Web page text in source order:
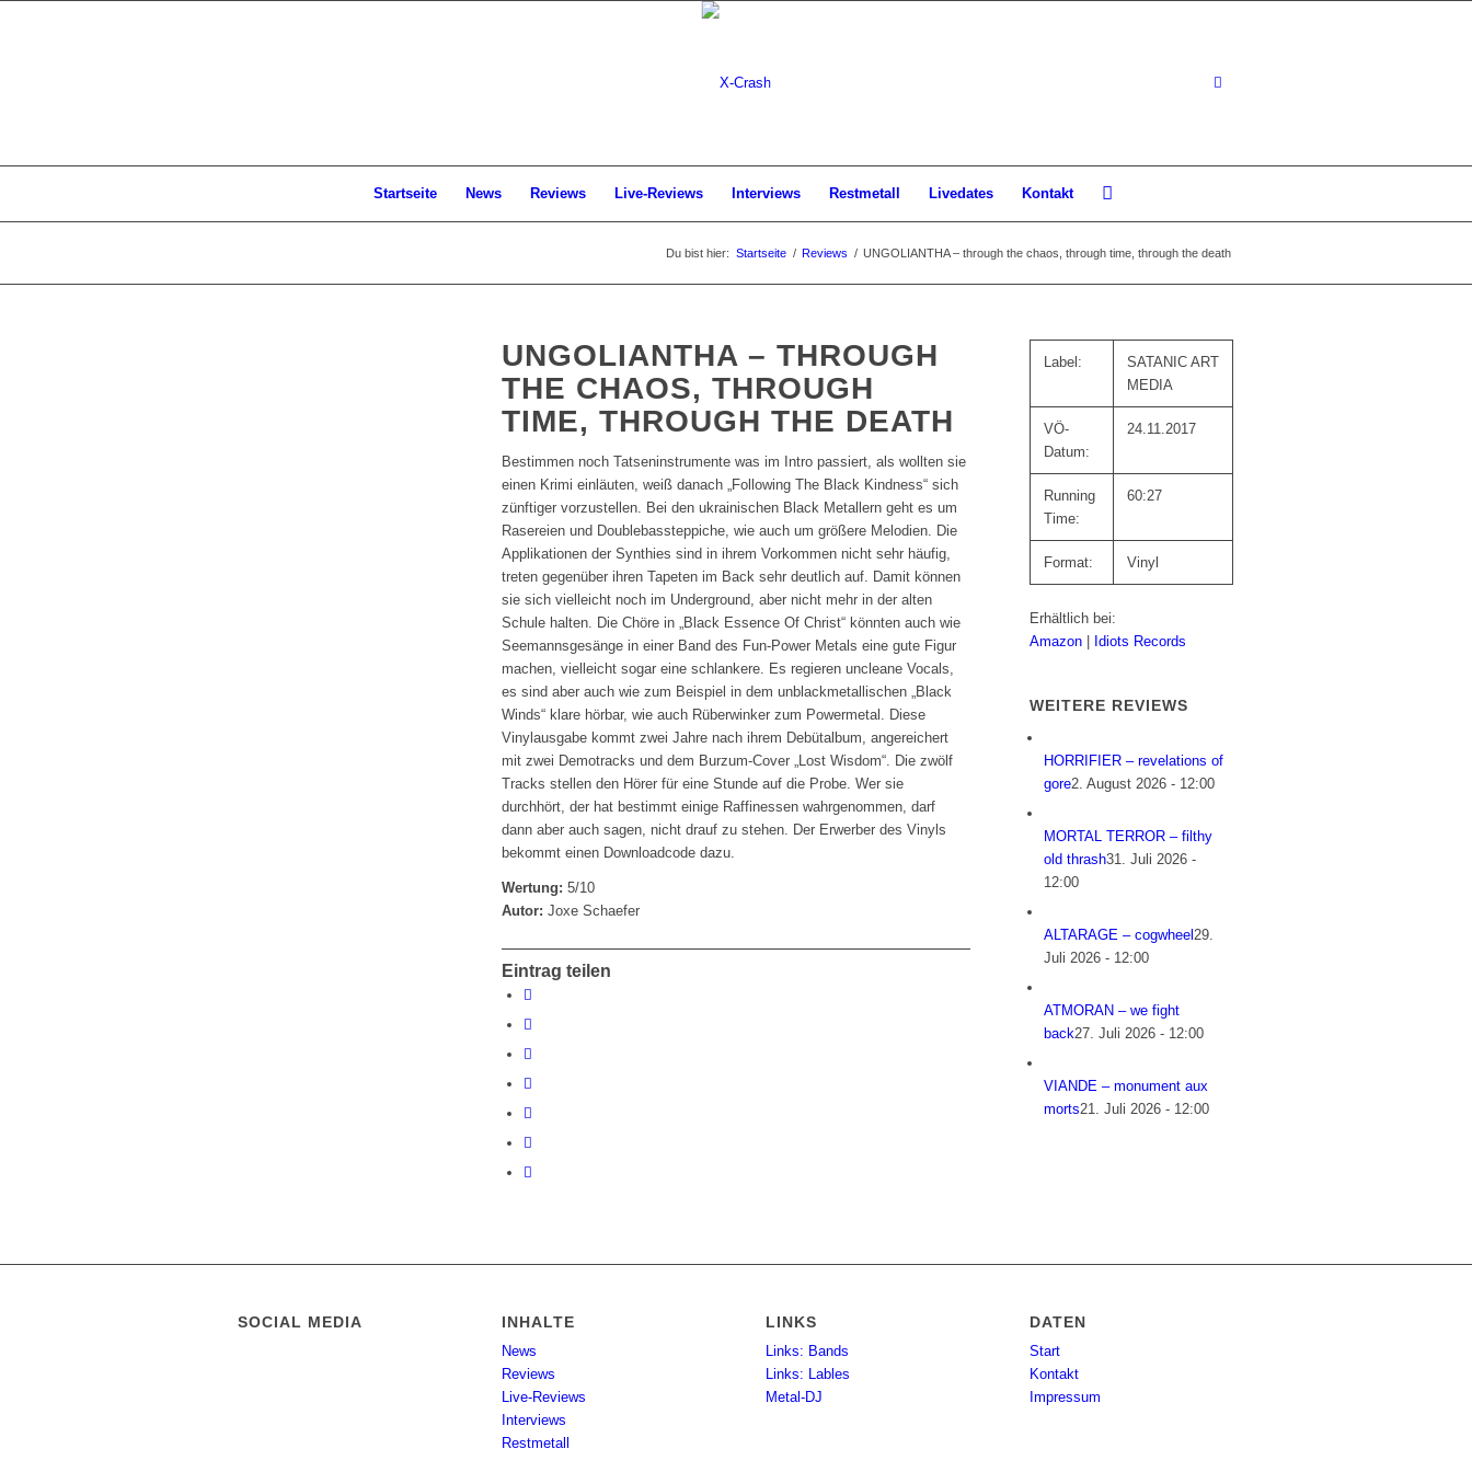
Startseite News Reviews Live-Reviews Interviews Restmetall Livedates Kontakt
Du bist hier: Startseite / Reviews / UNGOLIANTHA – through the chaos, through time, through the death
UNGOLIANTHA – THROUGH
THE CHAOS, THROUGH
TIME, THROUGH THE DEATH
Bestimmen noch Tatseninstrumente was im Intro passiert, als wollten sie
einen Krimi einläuten, weiß danach „Following The Black Kindness“ sich
zünftiger vorzustellen. Bei den ukrainischen Black Metallern geht es um
Rasereien und Doublebassteppiche, wie auch um größere Melodien. Die
Applikationen der Synthies sind in ihrem Vorkommen nicht sehr häufig,
treten gegenüber ihren Tapeten im Back sehr deutlich auf. Damit können
sie sich vielleicht noch im Underground, aber nicht mehr in der alten
Schule halten. Die Chöre in „Black Essence Of Christ“ könnten auch wie
Seemannsgesänge in einer Band des Fun-Power Metals eine gute Figur
machen, vielleicht sogar eine schlankere. Es regieren uncleane Vocals,
es sind aber auch wie zum Beispiel in dem unblackmetallischen „Black
Winds“ klare hörbar, wie auch Rüberwinker zum Powermetal. Diese
Vinylausgabe kommt zwei Jahre nach ihrem Debütalbum, angereichert
mit zwei Demotracks und dem Burzum-Cover „Lost Wisdom“. Die zwölf
Tracks stellen den Hörer für eine Stunde auf die Probe. Wer sie
durchhört, der hat bestimmt einige Raffinessen wahrgenommen, darf
dann aber auch sagen, nicht drauf zu stehen. Der Erwerber des Vinyls
bekommt einen Downloadcode dazu.
Wertung: 5/10
Autor: Joxe Schaefer
Eintrag teilen
Label:
SATANIC ART
MEDIA
VÖ-
Datum:
24.11.2017
Running
Time:
60:27
Format: Vinyl
Erhältlich bei:
Amazon
Idiots Records
WEITERE REVIEWS
HORRIFIER – revelations of
gore2. August 2026 - 12:00
MORTAL TERROR – filthy
old thrash31. Juli 2026 -
12:00
ALTARAGE – cogwheel29.
Juli 2026 - 12:00
ATMORAN – we fight
back27. Juli 2026 - 12:00
VIANDE – monument aux
morts21. Juli 2026 - 12:00
SOCIAL MEDIA INHALTE
News
Reviews
Live-Reviews
Interviews
Restmetall
LINKS
Links: Bands
Links: Lables
Metal-DJ
DATEN
Start
Kontakt
Impressum